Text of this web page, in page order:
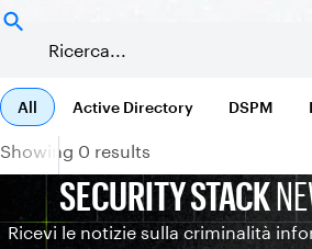
All Active Directory DSPM
Showing 0 results
SECURITY STACK
Ricevi le notizie sulla criminalità